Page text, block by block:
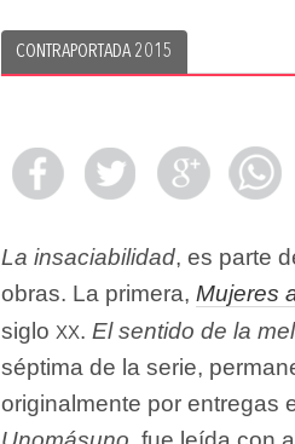
CONTRAPORTADA 2015
La insaciabilidad, es parte
obras. La primera, Mujeres
siglo xx. El sentido de la
séptima de la serie,
originalmente por entregas